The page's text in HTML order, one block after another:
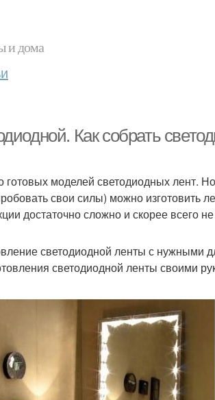
и дома
Как собрать
моделей светодиодных лент.
свои силы) можно изготовить
достаточно сложно и скорее всего
светодиодной ленты с нужными
светодиодной ленты своими